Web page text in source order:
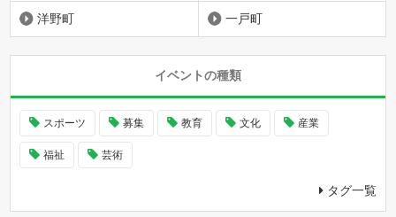
洋野町 一戸町
イベントの種類
スポーツ 募集 教育 文化 産業
福祉 芸術
タグ一覧